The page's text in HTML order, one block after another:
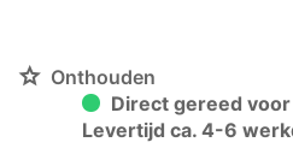
Onthouden
Direct gereed
Levertijd ca. 4-6